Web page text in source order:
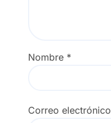
Nombre *
Correo electrónico